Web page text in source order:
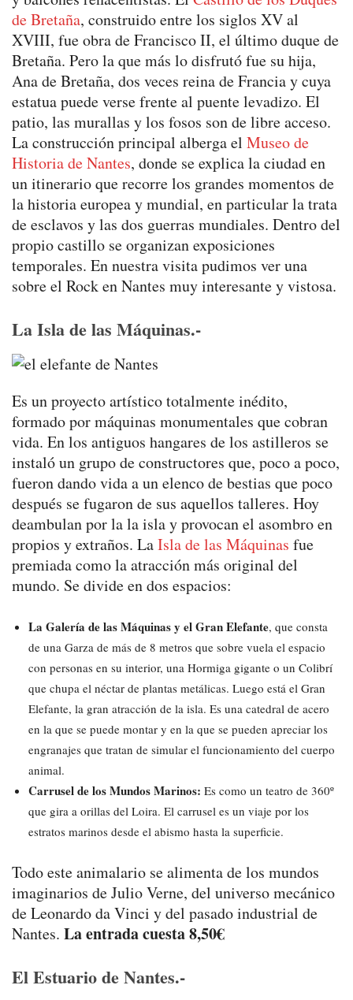
de Bretaña, construido entre los siglos XV al
XVIII, fue obra de Francisco II, el último duque de
Bretaña. Pero la que más lo disfrutó fue su hija,
Ana de Bretaña, dos veces reina de Francia y cuya
estatua puede verse frente al puente levadizo. El
patio, las murallas y los fosos son de libre acceso.
La construcción principal alberga el Museo de
Historia de Nantes, donde se explica la ciudad en
un itinerario que recorre los grandes momentos de
la historia europea y mundial, en particular la trata
de esclavos y las dos guerras mundiales. Dentro del
propio castillo se organizan exposiciones
temporales. En nuestra visita pudimos ver una
sobre el Rock en Nantes muy interesante y vistosa.
La Isla de las Máquinas.-
Es un proyecto artístico totalmente inédito,
formado por máquinas monumentales que cobran
vida. En los antiguos hangares de los astilleros se
instaló un grupo de constructores que, poco a poco,
fueron dando vida a un elenco de bestias que poco
después se fugaron de sus aquellos talleres. Hoy
deambulan por la la isla y provocan el asombro en
propios y extraños. LaIsla de las Máquinas fue
premiada como la atracción más original del
mundo. Se divide en dos espacios:
La Galería de las Máquinas y el Gran Elefante, que consta
de una Garza de más de 8 metros que sobre vuela el espacio
con personas en su interior, una Hormiga gigante o un Colibrí
que chupa el néctar de plantas metálicas. Luego está el Gran
Elefante, la gran atracción de la isla. Es una catedral de acero
en la que se puede montar y en la que se pueden apreciar los
engranajes que tratan de simular el funcionamiento del cuerpo
animal.
Carrusel de los Mundos Marinos: Es como un teatro de 360º
que gira a orillas del Loira. El carrusel es un viaje por los
estratos marinos desde el abismo hasta la superficie.
Todo este animalario se alimenta de los mundos
imaginarios de Julio Verne, del universo mecánico
de Leonardo da Vinci y del pasado industrial de
Nantes. La entrada cuesta 8,50€
El Estuario de Nantes.-